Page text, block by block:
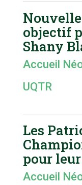
objectif
Shany
Accueil
UQTR
Les
pour
Accueil